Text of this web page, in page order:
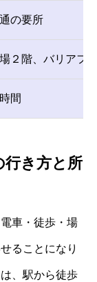
の要所
２階、バリアフ
間
行き方と所
車・徒歩・場
ることになり
、駅から徒歩